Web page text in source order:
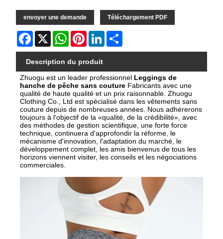
envoyer une demande Téléchargement PDF
Facebook
X WhatsAppPinterestLinkedIn
Description du produit
Zhuogu est un leader professionnel Leggings de
hanche de pêche sans couture Fabricants avec une
qualité de haute qualité et un prix raisonnable.Zhuogu
Clothing Co., Ltd est spécialisé dans les vêtements sans
couture depuis de nombreuses années. Nous adhérerons
toujours à l'objectif de la «qualité, de la crédibilité», avec
des méthodes de gestion scientifique, une forte force
technique, continuera d'approfondir la réforme, le
mécanisme d'innovation, l'adaptation du marché, le
développement complet, les amis bienvenus de tous les
horizons viennent visiter, les conseils et les négociations
commerciales.